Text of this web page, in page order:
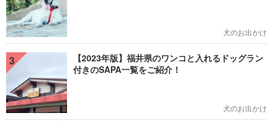
犬のお出かけ
3
【2023年版】福井県のワンコと入れるドッグラン
付きのSAPA一覧をご紹介！
犬のお出かけ